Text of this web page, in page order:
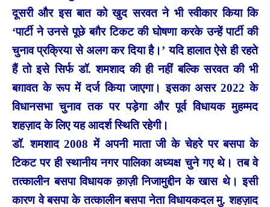
दूसरी और इस बात को खुद सरवत ने भी स्वीकार किया कि
‘पार्टी ने उनसे पूछे बग़ैर टिकट की घोषणा करके उन्हें पार्टी की
चुनाव प्रक्रिया से अलग कर दिया है।’ यदि हालात ऐसे ही रहते
हैं तो इसे सिर्फ डॉ. शमशाद की ही नहीं बल्कि सरवत की भी
बग़ावत के रूप में दर्ज किया जाएगा। इसका असर 2022 के
विधानसभा चुनाव तक पर पड़ेगा और पूर्व विधायक मुहम्मद
शहज़ाद के लिए यह आदर्श स्थिति रहेगी।
डॉ. शमशाद 2008 में अपनी माता जी के चेहरे पर बसपा के
टिकट पर ही स्थानीय नगर पालिका अध्यक्ष चुने गए थे। तब वे
तत्कालीन बसपा विधायक क़ाज़ी निजामुद्दीन के खास थे। इसी
कारण वे बसपा के तत्कालीन बसपा नेता विधायकदल मु. शहज़ाद